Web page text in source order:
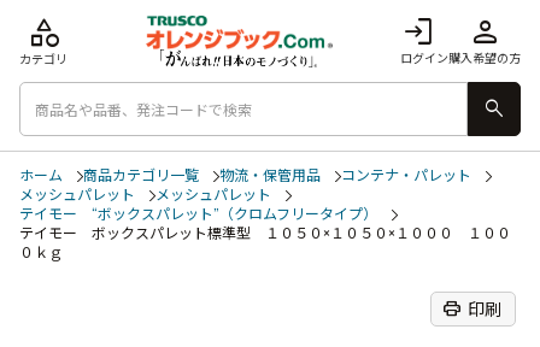
login
ログイン
person
購入希望の方
category
カテゴリ
search
ホーム 商品カテゴリ一覧 物流・保管用品
コンテナ・パレット
メッシュパレット
メッシュパレット
テイモー “ボックスパレット”（クロムフリータイプ）
テイモー ボックスパレット標準型 １０５０×１０５０×１０００ １００
０ｋｇ
print 印刷